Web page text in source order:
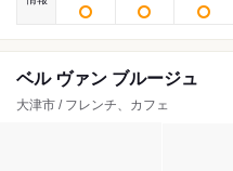
ベル ヴァン ブルージュ
大津市 / フレンチ、カフェ